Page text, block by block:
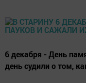
6 декабря - День
день судили о том,